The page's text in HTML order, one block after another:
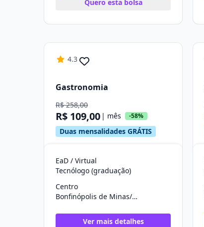
Quero esta bolsa
4.3
Gastronomia
R$ 258,00
R$ 109,00 | mês -58%
Duas mensalidades GRÁTIS
EaD / Virtual
Tecnólogo (graduação)
Centro
Bonfinópolis de Minas/MG
Ver mais detalhes